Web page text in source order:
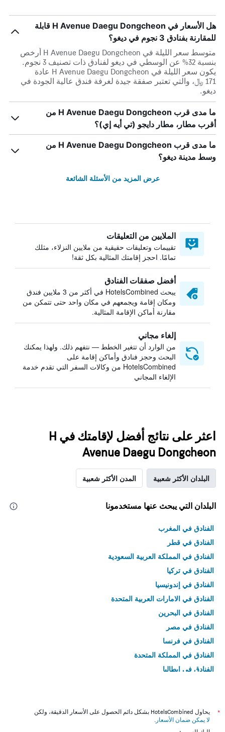
هل الأسعار في H Avenue Daegu Dongcheon قابلة
للمقارنة بفنادق 3 نجوم في ديغو؟
متوسط سعر الليلة في H Avenue Daegu Dongcheon أرخص
بنسبة 32% عن الوسطي في ديغو لفنادق ذات تصنيف 3 نجوم.
يكون سعر الليلة في H Avenue Daegu Dongcheon عادة
171 ﷼، والتي تعتبر صفقة جيدة لغرفة فندق عالية الجودة في
ديغو.
ما مدى قرب H Avenue Daegu Dongcheon من
أقرب مطار، مطار دايجو (تي أيه إي)؟
ما مدى قرب H Avenue Daegu Dongcheon من
وسط مدينة ديغو؟
عرض المزيد من الأسئلة الشائعة
الملايين من التعليقات
تقييمات وتعليقات حقيقية من ملايين النزلاء، مثلك
تمامًا. احجز إقامتك المثالية بكل ثقة!
أفضل صفقات الفنادق
يبحث HotelsCombined في أكثر من 3 ملايين فندق
ومكان إقامة ويجمعهم في مكان واحد حتى تتمكن من
مقارنة أماكن الإقامة المثالية.
إلغاء مجاني
من الوارد أن تتغير الخطط — نتفهم ذلك. ولهذا يمكنك
البحث وحجز فنادق وأماكن إقامة على
HotelsCombined من وكالات السفر التي تقدم خدمة
الإلغاء المجاني
اعثر على نتائج أفضل لإقامتك في H
Avenue Daegu Dongcheon
البلدان الأكثر شعبية المدن الأكثر شعبية
البلدان التي يبحث عنها مستخدمونا
الفنادق في المغرب
الفنادق في قطر
الفنادق في المملكة العربية السعودية
الفنادق في تركيا
الفنادق في إندونيسيا
الفنادق في الامارات العربية المتحدة
الفنادق في البحرين
الفنادق في مصر
الفنادق في فرنسا
الفنادق في المملكة المتحدة
الفنادق في إيطاليا
*
يحاول HotelsCombined بشكل دائم الحصول على الأسعار الدقيقة، ولكن
لا يمكن ضمان الأسعار .